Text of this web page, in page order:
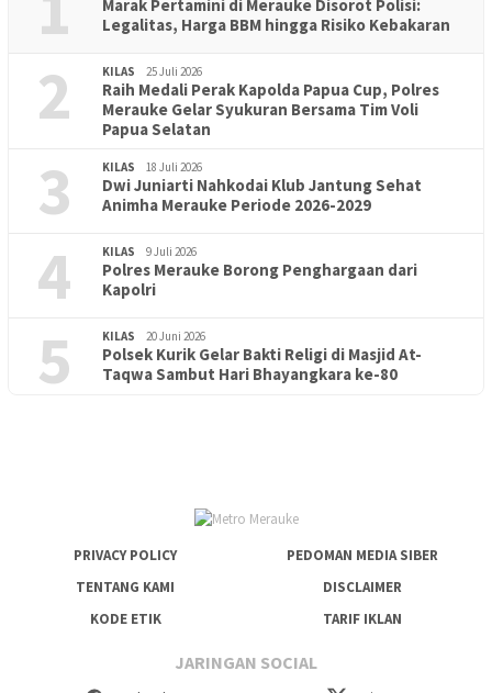
Marak Pertamini di Merauke Disorot Polisi:
Legalitas, Harga BBM hingga Risiko Kebakaran
2 KILAS 25 Juli 2026
Raih Medali Perak Kapolda Papua Cup, Polres
Merauke Gelar Syukuran Bersama Tim Voli
Papua Selatan
3 KILAS 18 Juli 2026
Dwi Juniarti Nahkodai Klub Jantung Sehat
Animha Merauke Periode 2026-2029
4 KILAS 9 Juli 2026
Polres Merauke Borong Penghargaan dari
Kapolri
5 KILAS 20 Juni 2026
Polsek Kurik Gelar Bakti Religi di Masjid At-
Taqwa Sambut Hari Bhayangkara ke-80
PENDIDIKAN 18 Juni 2026
Lepas Puluhan Peserta Didik, TK Yapis 2 Merauke Siapkan
PRIVACY POLICY
PEDOMAN MEDIA SIBER
TENTANG KAMI
DISCLAIMER
KODE ETIK
TARIF IKLAN
JARINGAN SOCIAL